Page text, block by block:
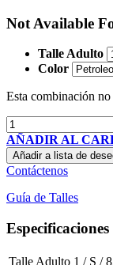
Not Available
Talle Adulto
Color
Esta combinación no
AÑADIR AL
Añadir a lista de
Contáctenos
Guía de Talles
Especificaciones
Talle Adulto 1 / S /